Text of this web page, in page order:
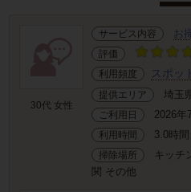
30代 女性
サービス内容 お
評価
利用頻度
スポッ
提供エリア 埼玉
ご利用日 2026年
利用時間 3.0時間
掃除場所
キッチ
関 その他